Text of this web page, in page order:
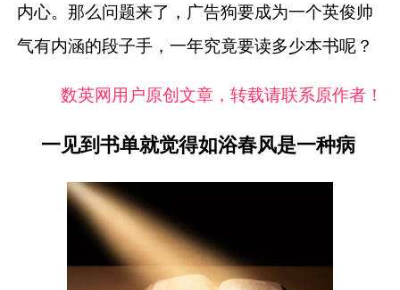
内心。那么问题来了，广告狗要成为一个英俊帅
气有内涵的段子手，一年究竟要读多少本书呢？
数英网用户原创文章，转载请联系原作者！
一见到书单就觉得如浴春风是一种病